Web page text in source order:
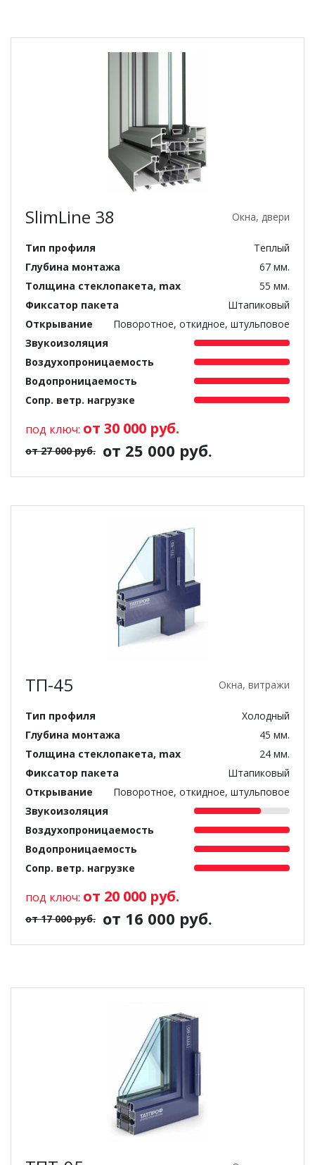
SlimLine 38 Окна, двери
Тип профиля
Теплый
Глубина монтажа
67 мм.
Толщина стеклопакета, max
55 мм.
Фиксатор пакета
Штапиковый
Открывание
Поворотное, откидное, штульповое
Звукоизоляция
Воздухопроницаемость
Водопроницаемость
Сопр. ветр. нагрузке
под ключ: от 30 000 руб.
от 27 000 руб. от 25 000 руб.
ТП-45 Окна, витражи
Тип профиля
Холодный
Глубина монтажа
45 мм.
Толщина стеклопакета, max
24 мм.
Фиксатор пакета
Штапиковый
Открывание
Поворотное, откидное, штульповое
Звукоизоляция
Воздухопроницаемость
Водопроницаемость
Сопр. ветр. нагрузке
под ключ: от 20 000 руб.
от 17 000 руб. от 16 000 руб.